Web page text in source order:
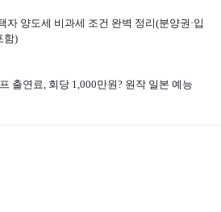
자 양도세 비과세 조건 완벽 정리(분양권·입
함)
출연료, 회당 1,000만원? 원작 일본 예능